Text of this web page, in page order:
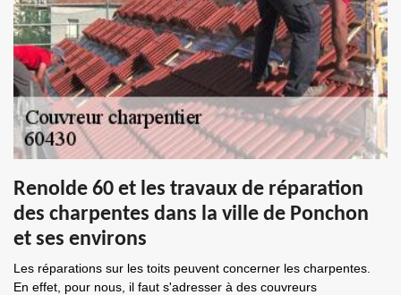
Renolde 60 et les travaux de réparation
des charpentes dans la ville de Ponchon
et ses environs
Les réparations sur les toits peuvent concerner les charpentes.
En effet, pour nous, il faut s'adresser à des couvreurs